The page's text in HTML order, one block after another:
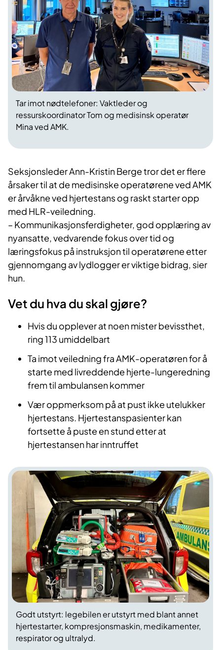
Tar imot nødtelefoner: Vaktleder og
ressurskoordinator Tom og medisinsk operatør
Mina ved AMK.
Seksjonsleder Ann-Kristin Berge tror det er flere
årsaker til at de medisinske operatørene ved AMK
er årvåkne ved hjertestans og raskt starter opp
med HLR-veiledning.
– Kommunikasjonsferdigheter, god opplæring av
nyansatte, vedvarende fokus over tid og
læringsfokus på instruksjon til operatørene etter
gjennomgang av lydlogger er viktige bidrag, sier
hun.
Vet du hva du skal gjøre?
Hvis du opplever at noen mister bevissthet,
ring 113 umiddelbart
Ta imot veiledning fra AMK-operatøren for å
starte med livreddende hjerte-lungeredning
frem til ambulansen kommer
Vær oppmerksom på at pust ikke utelukker
hjertestans. Hjertestanspasienter kan
fortsette å puste en stund etter at
hjertestansen har inntruffet
Godt utstyrt: legebilen er utstyrt med blant annet
hjertestarter, kompresjonsmaskin, medikamenter,
respirator og ultralyd.